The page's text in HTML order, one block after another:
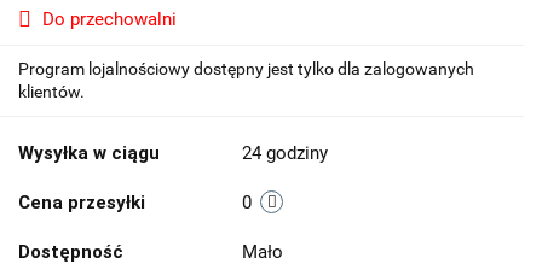
Do przechowalni
Program lojalnościowy dostępny jest tylko dla zalogowanych
klientów.
Wysyłka w ciągu 24 godziny
Cena przesyłki 0
Dostępność Mało